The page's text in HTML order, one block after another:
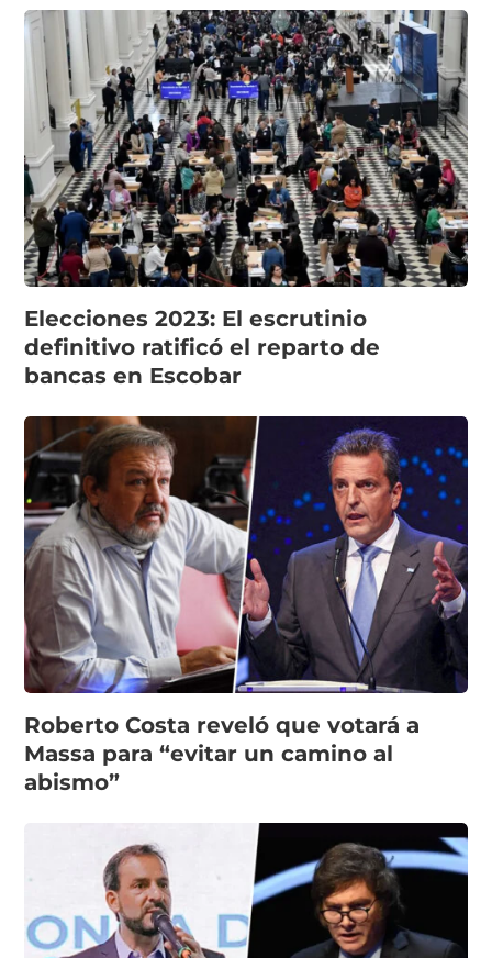
Elecciones 2023: El escrutinio
definitivo ratificó el reparto de
bancas en Escobar
Roberto Costa reveló que votará a
Massa para “evitar un camino al
abismo”